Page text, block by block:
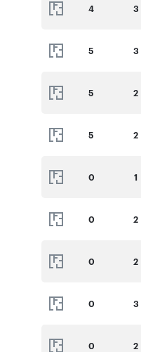
4 3
5 3
5 2
5 2
0 1
0 2
0 2
0 3
0 2